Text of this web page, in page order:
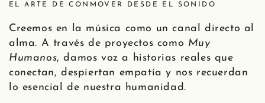
EL ARTE DE CONMOVER DESDE EL SONIDO
Creemos en la música como un canal directo al
alma. A través de proyectos como Muy
Humanos, damos voz a historias reales que
conectan, despiertan empatía y nos recuerdan
lo esencial de nuestra humanidad.